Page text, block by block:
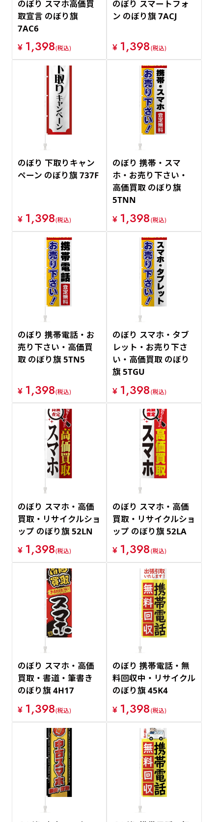
のぼり スマホ高価買
取宣言 のぼり旗
7AC6
¥ 1,398(税込)
のぼり スマートフォ
ン のぼり旗 7ACJ
¥ 1,398(税込)
のぼり 下取りキャン
ペーン のぼり旗 737F
¥ 1,398(税込)
のぼり 携帯・スマ
ホ・お売り下さい・
高価買取 のぼり旗
5TNN
¥ 1,398(税込)
のぼり 携帯電話・お
売り下さい・高価買
取 のぼり旗 5TN5
¥ 1,398(税込)
のぼり スマホ・タブ
レット・お売り下さ
い・高価買取 のぼり
旗 5TGU
¥ 1,398(税込)
のぼり スマホ・高価
買取・リサイクルショ
ップ のぼり旗 52LN
¥ 1,398(税込)
のぼり スマホ・高価
買取・リサイクルショ
ップ のぼり旗 52LA
¥ 1,398(税込)
のぼり スマホ・高価
買取・書道・筆書き
のぼり旗 4H17
¥ 1,398(税込)
のぼり 携帯電話・無
料回収中・リサイクル
のぼり旗 45K4
¥ 1,398(税込)